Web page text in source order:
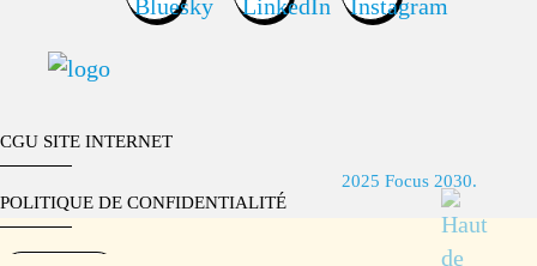
CGU SITE INTERNET
POLITIQUE DE CONFIDENTIALITÉ
2025 Focus 2030.